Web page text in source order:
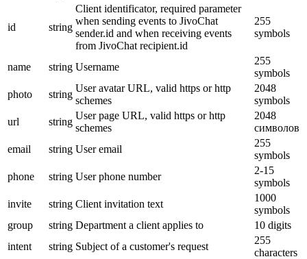
id string
Client identificator, required parameter
when sending events to JivoChat
sender.id and when receiving events
from JivoChat recipient.id
255
symbols
name string Username
255
symbols
photo
string
User avatar URL, valid https or http
schemes
2048
symbols
url
string
User page URL, valid https or http
schemes
2048
символов
email
string User email
255
symbols
phone
string User phone number
2-15
symbols
invite
string Client invitation text
1000
symbols
group
string Department a client applies to
10 digits
intent
string Subject of a customer's request
255
characters